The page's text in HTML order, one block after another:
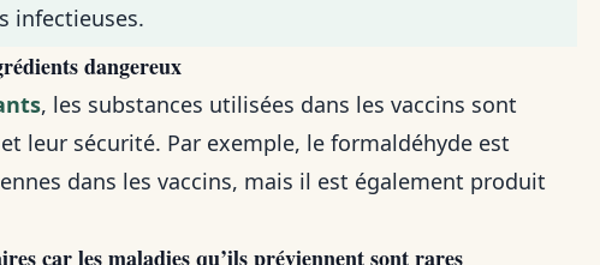
infectieuses.
dangereux
, les substances utilisées dans les vaccins sont
leur sécurité. Par exemple, le formaldéhyde est
dans les vaccins, mais il est également produit
car les maladies qu’ils préviennent sont rares